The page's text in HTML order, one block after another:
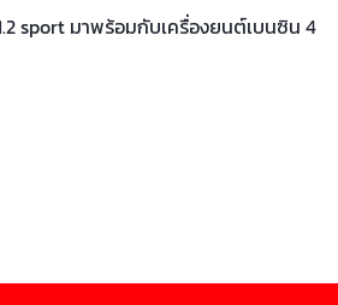
sport มาพร้อมกับเครื่องยนต์เบนซิน 4